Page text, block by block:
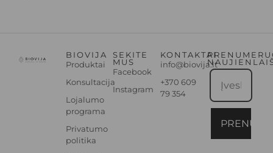
BIOVIJA
Produktai
Konsultacija
Lojalumo
programa
Privatumo
politika
SEKITE
MUS
Facebook
Instagram
KONTAKTAI
info@biovija.lt
+370 609
79 354